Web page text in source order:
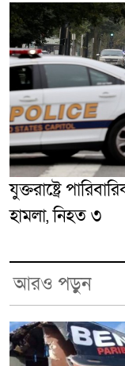
যুক্তরাষ্ট্রে
হামলা, নিহত ৩
আরও পড়ুন